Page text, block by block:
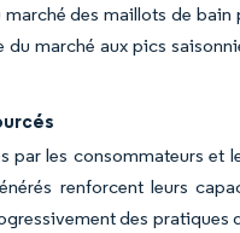
des maillots de
marché aux pics
par les consommateurs et
renforcent leurs
des